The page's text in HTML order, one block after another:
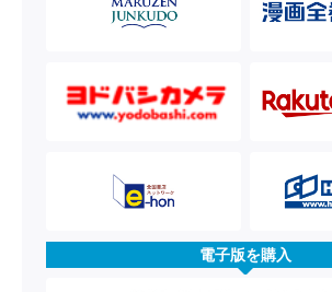
電子版を購入